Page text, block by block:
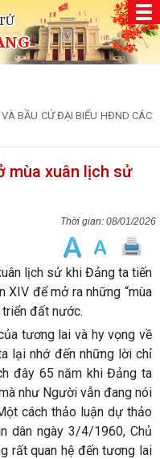
BẦU CỬ ĐẠI BIỂU HĐND CÁC
mùa xuân lịch sử
08/01/2026
lịch sử khi Đảng ta tiến
để mở ra những “mùa
đất nước.
tương lai và hy vọng về
lại nhớ đến những lời chỉ
đây 65 năm khi Đảng ta
như Người vẫn đang nói
cách thảo luận dự thảo
dân ngày 3/4/1960, Chủ
rất quan hệ đến tương lai